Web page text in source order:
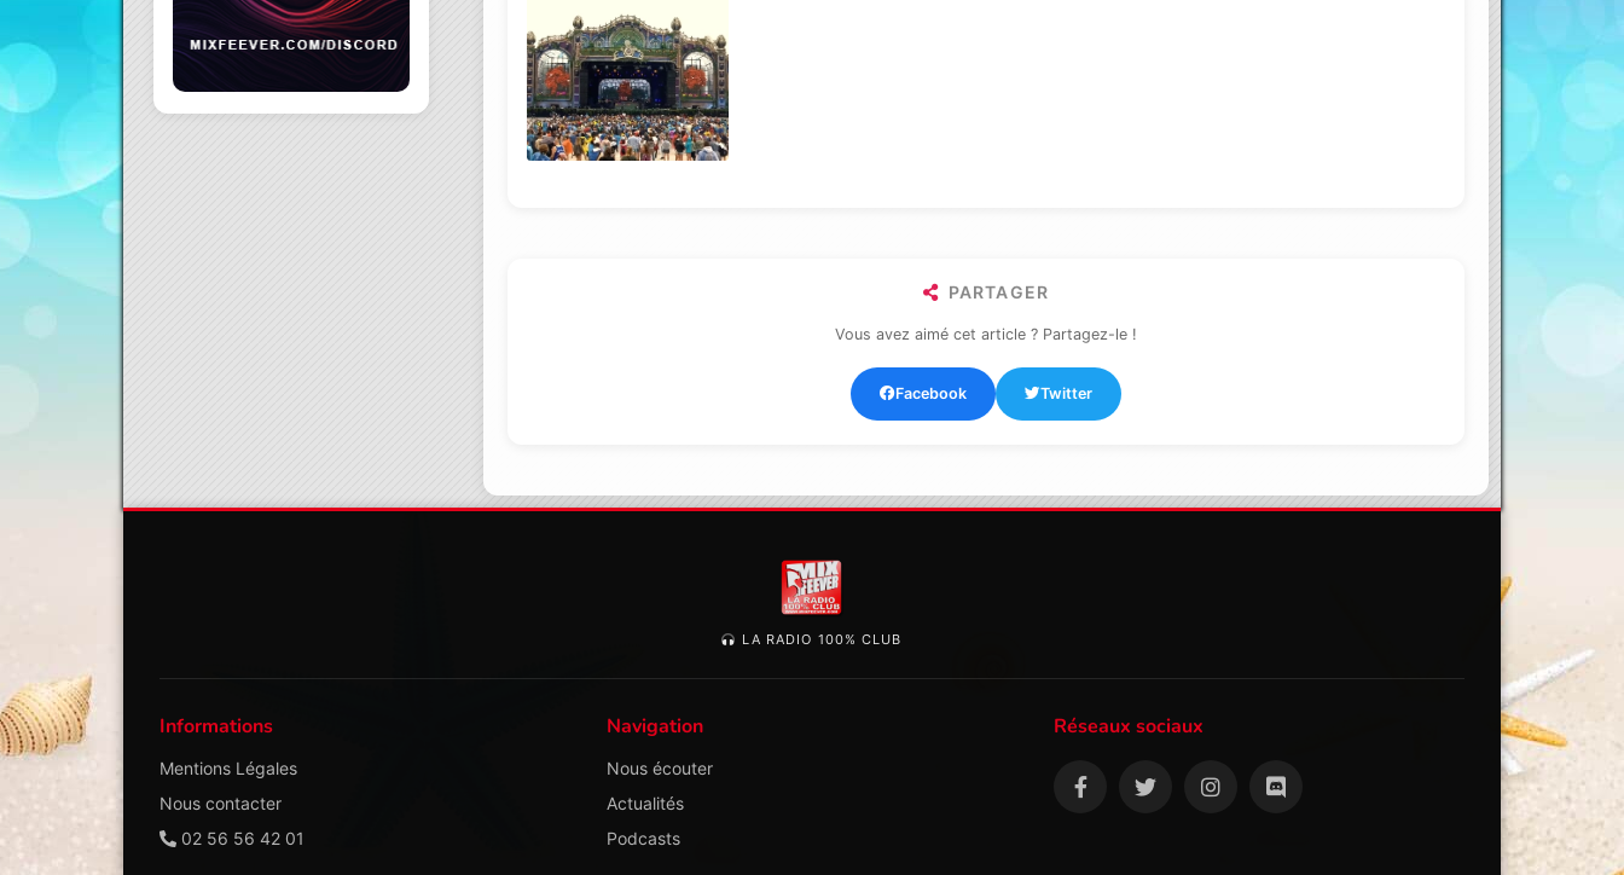
PARTAGER
Vous avez aimé cet article ? Partagez-le !
Facebook Twitter
LA RADIO 100% CLUB
Informations
Mentions Légales
Nous contacter
02 56 56 42 01
Navigation
Nous écouter
Actualités
Podcasts
Réseaux sociaux